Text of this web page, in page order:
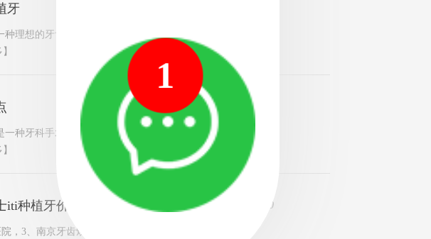
牙
理想的牙齿修复方案，它可以恢复咀嚼功能和
2024-08-20
种牙科手术技术，通过在牙齿拔除后立即植入
2024-08-20
种植牙价格公开前十排名
，3、南京牙齿矫正医院。公开前十排名-南京
1